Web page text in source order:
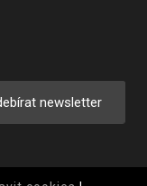
newsletter